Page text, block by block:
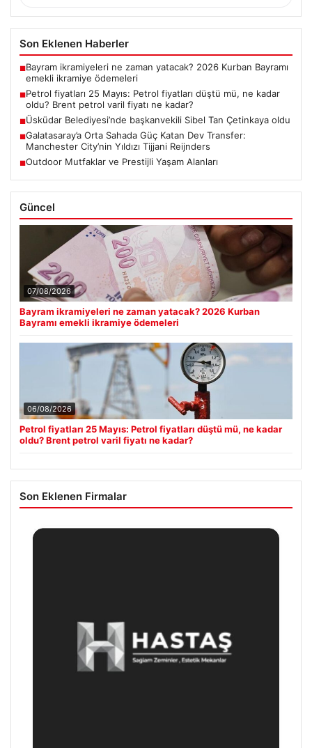
Son Eklenen Haberler
■Bayram ikramiyeleri ne zaman yatacak? 2026 Kurban Bayramı
emekli ikramiye ödemeleri
■Petrol fiyatları 25 Mayıs: Petrol fiyatları düştü mü, ne kadar
oldu? Brent petrol varil fiyatı ne kadar?
■Üsküdar Belediyesi’nde başkanvekili Sibel Tan Çetinkaya oldu
■Galatasaray’a Orta Sahada Güç Katan Dev Transfer:
Manchester City’nin Yıldızı Tijjani Reijnders
■Outdoor Mutfaklar ve Prestijli Yaşam Alanları
Güncel
07/08/2026
Bayram ikramiyeleri ne zaman yatacak? 2026 Kurban
Bayramı emekli ikramiye ödemeleri
06/08/2026
Petrol fiyatları 25 Mayıs: Petrol fiyatları düştü mü, ne kadar
oldu? Brent petrol varil fiyatı ne kadar?
Son Eklenen Firmalar